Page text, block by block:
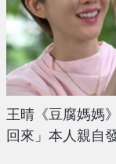
王晴《豆腐媽媽
回來」本人親自